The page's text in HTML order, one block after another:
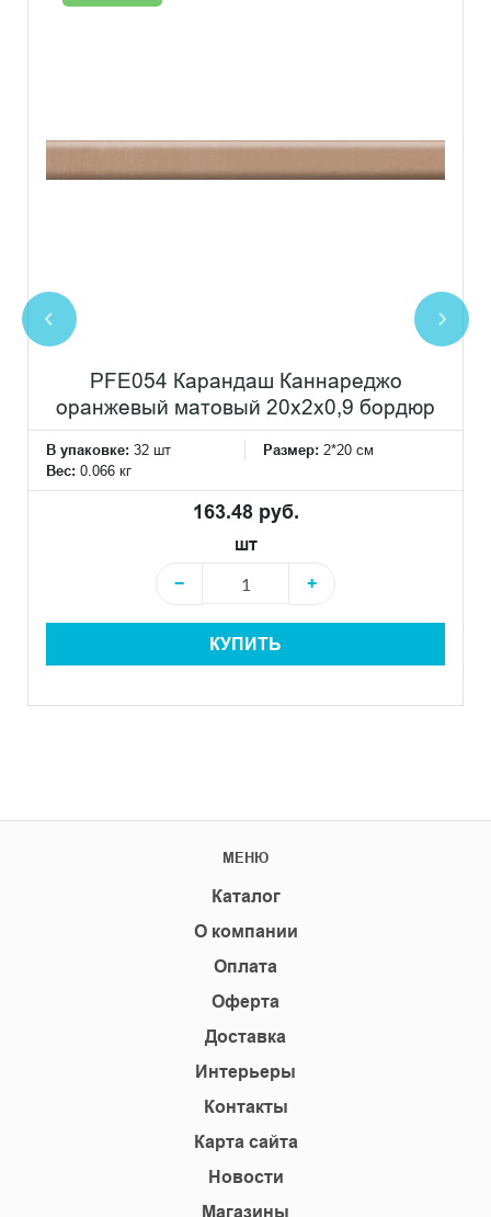
PFE054 Карандаш Каннареджо
оранжевый матовый 20x2x0,9 бордюр
В упаковке: 32 шт Размер: 2*20 см
Вес: 0.066 кг
163.48 руб.
шт
−
+
КУПИТЬ
МЕНЮ
Каталог
О компании
Оплата
Оферта
Доставка
Интерьеры
Контакты
Карта сайта
Новости
Магазины